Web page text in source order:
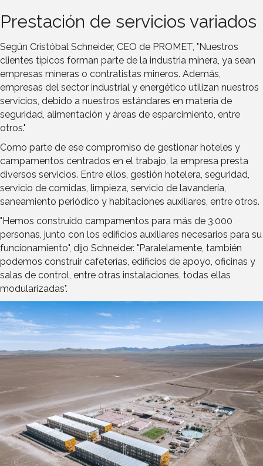
Prestación de servicios variados
Según Cristóbal Schneider, CEO de PROMET, "Nuestros
clientes típicos forman parte de la industria minera, ya sean
empresas mineras o contratistas mineros. Además,
empresas del sector industrial y energético utilizan nuestros
servicios, debido a nuestros estándares en materia de
seguridad, alimentación y áreas de esparcimiento, entre
otros."
Como parte de ese compromiso de gestionar hoteles y
campamentos centrados en el trabajo, la empresa presta
diversos servicios. Entre ellos, gestión hotelera, seguridad,
servicio de comidas, limpieza, servicio de lavandería,
saneamiento periódico y habitaciones auxiliares, entre otros.
"Hemos construido campamentos para más de 3.000
personas, junto con los edificios auxiliares necesarios para su
funcionamiento", dijo Schneider. "Paralelamente, también
podemos construir cafeterías, edificios de apoyo, oficinas y
salas de control, entre otras instalaciones, todas ellas
modularizadas".